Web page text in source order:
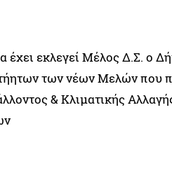
εκλεγεί Μέλος Δ.Σ. ο
των νέων Μελών που
& Κλιματικής